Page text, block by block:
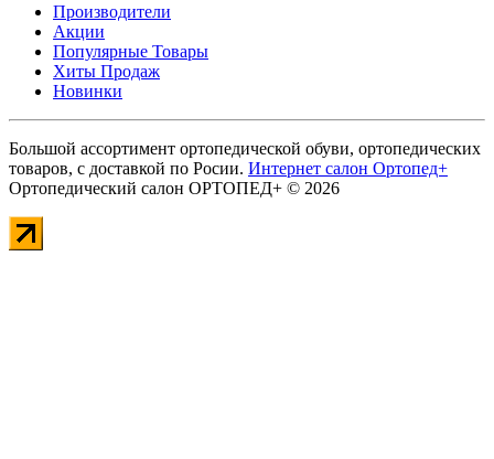
Производители
Акции
Популярные Товары
Хиты Продаж
Новинки
Большой ассортимент ортопедической обуви, ортопедических
товаров, с доставкой по Росии. Интернет салон Ортопед+
Ортопедический салон ОРТОПЕД+ © 2026